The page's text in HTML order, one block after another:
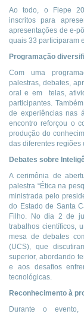
Ao todo, o Fiepe
inscritos para
apresentações de e-
quais 33 participaram
Programação
Com uma
palestras, debates,
oral e em telas,
participantes.
de experiências nas
encontro reforçou o
produção do
das diferentes regiões
Debates sobre
A cerimônia de
palestra “Ética na
ministrada pelo
do Estado de Santa
Filho. No dia 2 de
trabalhos científicos,
mesa de debates
(UCS), que
superior, abordando
e aos desafios
tecnológicas.
Reconhecimento à
Durante o evento,